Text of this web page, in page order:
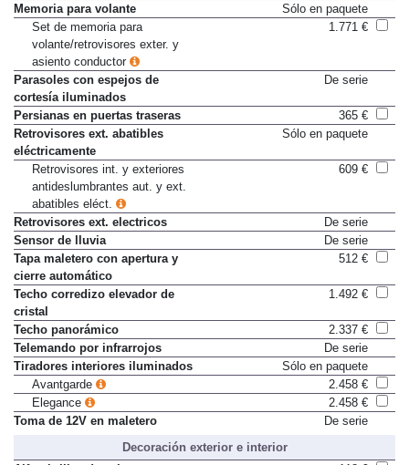
Memoria para volante
Sólo en paquete
Set de memoria para
volante/retrovisores exter. y
asiento conductor
1.771 €
Parasoles con espejos de
cortesía iluminados
De serie
Persianas en puertas traseras
365 €
Retrovisores ext. abatibles
eléctricamente
Sólo en paquete
Retrovisores int. y exteriores
antideslumbrantes aut. y ext.
abatibles eléct.
609 €
Retrovisores ext. electricos
De serie
Sensor de lluvia
De serie
Tapa maletero con apertura y
cierre automático
512 €
Techo corredizo elevador de
cristal
1.492 €
Techo panorámico
2.337 €
Telemando por infrarrojos
De serie
Tiradores interiores iluminados
Sólo en paquete
Avantgarde
2.458 €
Elegance
2.458 €
Toma de 12V en maletero
De serie
Decoración exterior e interior